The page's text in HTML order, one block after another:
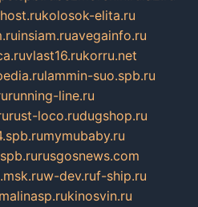
kolosok-elita.ru
insiam.ruavegainfo.ru
vlast16.rukorru.net
lammin-suo.spb.ru
running-line.ru
rust-loco.rudugshop.ru
mymubaby.ru
rusgosnews.com
w-dev.ruf-ship.ru
malinasp.rukinosvin.ru